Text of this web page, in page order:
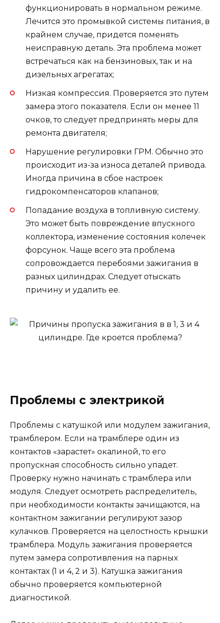
функционировать в нормальном режиме.
Лечится это промывкой системы питания, в
крайнем случае, придется поменять
неисправную деталь. Эта проблема может
встречаться как на бензиновых, так и на
дизельных агрегатах;
Низкая компрессия. Проверяется это путем
замера этого показателя. Если он менее 11
очков, то следует предпринять меры для
ремонта двигателя;
Нарушение регулировки ГРМ. Обычно это
происходит из-за износа деталей привода.
Иногда причина в сбое настроек
гидрокомпенсаторов клапанов;
Попадание воздуха в топливную систему.
Это может быть повреждение впускного
коллектора, изменение состояния колечек
форсунок. Чаще всего эта проблема
сопровождается перебоями зажигания в
разных цилиндрах. Следует отыскать
причину и удалить ее.
Проблемы с электрикой
Проблемы с катушкой или модулем зажигания,
трамблером. Если на трамблере один из
контактов «зарастет» окалиной, то его
пропускная способность сильно упадет.
Проверку нужно начинать с трамблера или
модуля. Следует осмотреть распределитель,
при необходимости контакты зачищаются, на
контактном зажигании регулируют зазор
кулачков. Проверяется на целостность крышки
трамблера. Модуль зажигания проверяется
путем замера сопротивления на парных
контактах (1 и 4, 2 и 3). Катушка зажигания
обычно проверяется компьютерной
диагностикой.